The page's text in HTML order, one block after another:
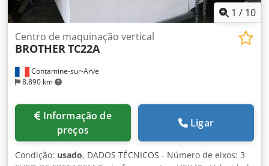
1 / 10
Contamine-sur-Arve
8.890 km
Centro de maquinação vertical
BROTHERTC22A
preços
Ligar
Condição: usado, DADOS TÉCNICOS - Número de eixos: 3